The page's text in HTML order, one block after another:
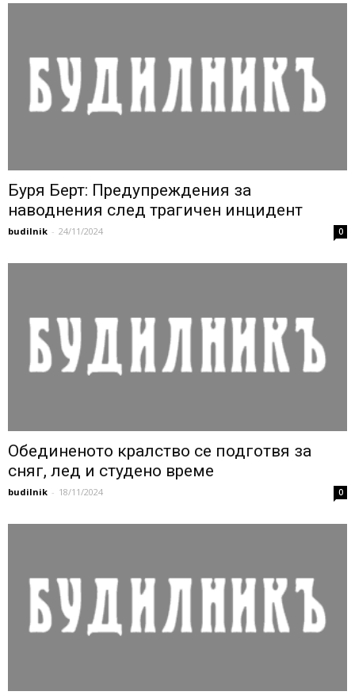
Буря Берт: Предупреждения за
наводнения след трагичен инцидент
budilnik - 24/11/2024 0
Обединеното кралство се подготвя за
сняг, лед и студено време
budilnik - 18/11/2024 0